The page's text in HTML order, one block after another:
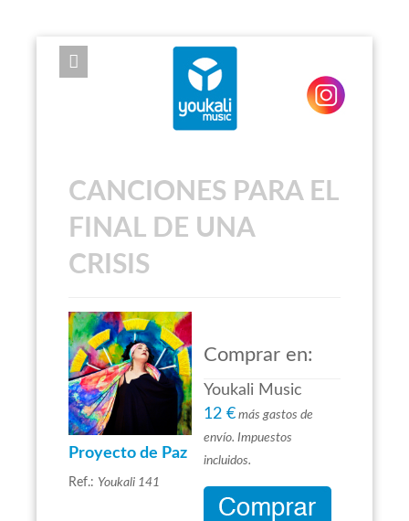
EXPOSE FRAMEWORK FOR JOOMLA 2.5 AND 3.0+
CANCIONES PARA EL
FINAL DE UNA
CRISIS
Proyecto de Paz
Ref.: Youkali 141
Comprar en:
Youkali Music
12 € más gastos de
envío. Impuestos
incluidos.